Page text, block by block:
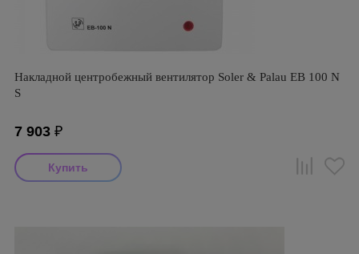
Накладной центробежный вентилятор Soler & Palau EB 100 N
S
7 903 ₽